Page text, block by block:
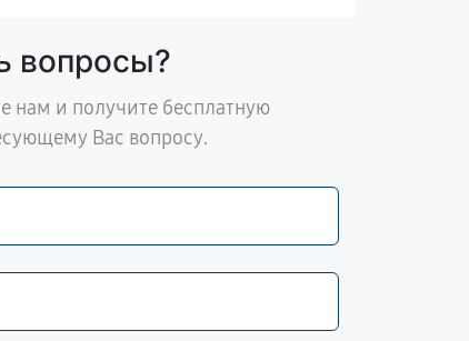
вопросы?
нам и получите бесплатную
Вас вопросу.